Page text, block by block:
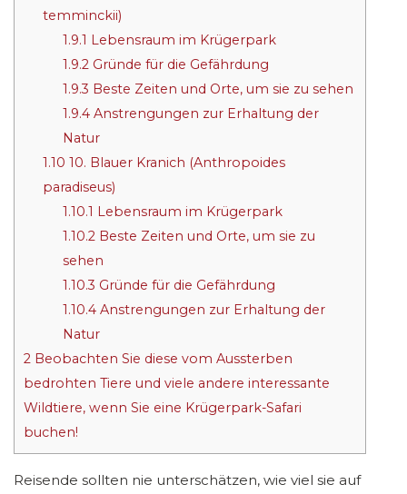
temminckii)
1.9.1 Lebensraum im Krügerpark
1.9.2 Gründe für die Gefährdung
1.9.3 Beste Zeiten und Orte, um sie zu sehen
1.9.4Anstrengungen zur Erhaltung der
Natur
1.10 10. Blauer Kranich (Anthropoides
paradiseus)
1.10.1 Lebensraum im Krügerpark
1.10.2 Beste Zeiten und Orte, um sie zu
sehen
1.10.3 Gründe für die Gefährdung
1.10.4Anstrengungen zur Erhaltung der
Natur
2 Beobachten Sie diese vom Aussterben
bedrohten Tiere und viele andere interessante
Wildtiere, wenn Sie eine Krügerpark-Safari
buchen!
Reisende sollten nie unterschätzen, wie viel sie auf